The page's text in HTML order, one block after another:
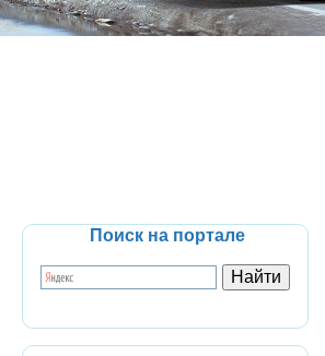
Поиск на портале